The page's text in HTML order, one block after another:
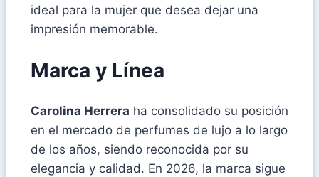
ideal para la mujer que desea dejar una
impresión memorable.
Marca y Línea
Carolina Herrera ha consolidado su posición
en el mercado de perfumes de lujo a lo largo
de los años, siendo reconocida por su
elegancia y calidad. En 2026, la marca sigue